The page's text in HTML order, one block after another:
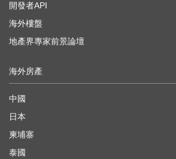
開發者API
海外樓盤
地產界專家前景論壇
海外房產
中國
日本
柬埔寨
泰國